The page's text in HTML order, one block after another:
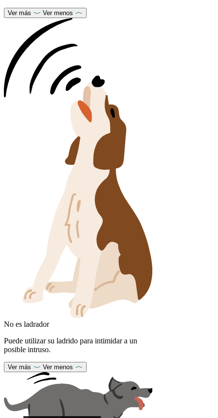
Ver más Ver menos
No es ladrador
Puede utilizar su ladrido para intimidar a un
posible intruso.
Ver más Ver menos